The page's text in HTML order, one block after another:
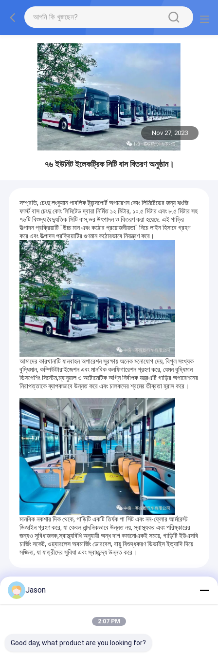
Nov 27, 2023
৭৬ ইউনিট ইলেকট্রিক সিটি বাস বিতরণ অনুষ্ঠান।
সম্প্রতি, চেংদু লংকুয়ান পাবলিক ট্রান্সপোর্ট অপারেশন কোং লিমিটেডের জন্য ঝংজি
ফার্স্ট বাস চেংদু কোং লিমিটেড দ্বারা নির্মিত ১২ মিটার, ১০.৫ মিটার এবং ৮.৫ মিটার সহ
৭৬টি বিশুদ্ধ বৈদ্যুতিক সিটি বাস,ভর উৎপাদন ও বিতরণ করা হয়েছে. এই গাড়ির
উত্পাদন প্রক্রিয়াটি "উচ্চ মান এবং কঠোর প্রয়োজনীয়তা" নিচে লাইন হিসাবে গ্রহণ
করে এবং উত্পাদন প্রক্রিয়াটির গুণমান কঠোরভাবে নিয়ন্ত্রণ করে।
আমাদের কারখানাটি যানবাহন অপারেশন সুরক্ষায় অনেক মনোযোগ দেয়, বিপুল সংখ্যক
বুদ্ধিমান, কম্পিউটারাইজেশন এবং মানবিক কনফিগারেশন গ্রহণ করে, যেমন বুদ্ধিমান
ডিসপেশিং সিস্টেম,ম্যানুয়াল ও অটোমেটিক অগ্নি নির্বাপক যন্ত্রএটি গাড়ির অপারেশনের
নিরাপত্তাকে ব্যাপকভাবে উন্নত করে এবং চালকদের শ্রমের তীব্রতা হ্রাস করে।
মানবিক নকশার দিক থেকে, গাড়িটি একটি তির্যক পা সিট এবং নন-ফ্লোর আর্মরেস্ট
ডিজাইন গ্রহণ করে, যা কেবল নান্দনিকভাবে উন্নত নয়, স্বাস্থ্যকর এবং পরিষ্কারের
জন্যও সুবিধাজনক,স্বাস্থ্যবিধি অনুযায়ী অন্ধ দাগ কমানোএকই সময়ে, গাড়িটি ইউএসবি
চার্জিং সকেট, ওয়্যারলেস অবমার্জিং ডোরবেল, বায়ু বিশুদ্ধকরণ ডিভাইস ইত্যাদি দিয়ে
সজ্জিত, যা যাত্রীদের সুবিধা এবং স্বাচ্ছন্দ্য উন্নত করে।
Recommended Products
Jason
2:07 PM
Good day, what product are you looking for?